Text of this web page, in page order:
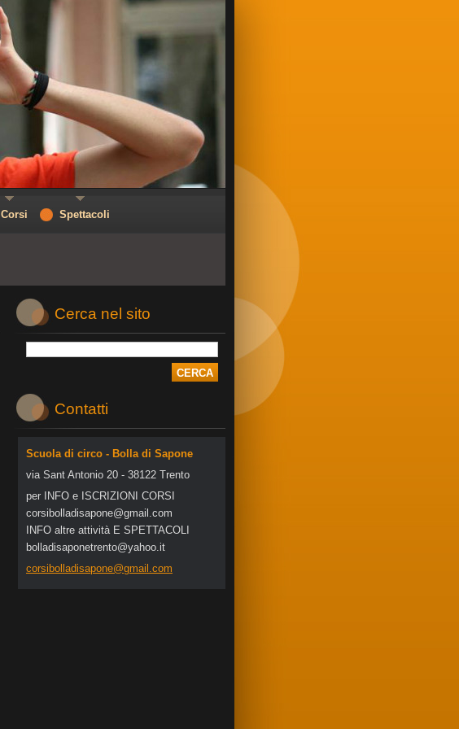
Cerca nel sito
Contatti
Scuola di circo - Bolla di Sapone
via Sant Antonio 20 - 38122 Trento
per INFO e ISCRIZIONI CORSI
corsibol ladisapone@gmail .com
INFO altre attività E SPETTACOLI
bolladisaponetrento@yahoo.it
corsibolladisapone@gmail.com
Corsi Spettacoli